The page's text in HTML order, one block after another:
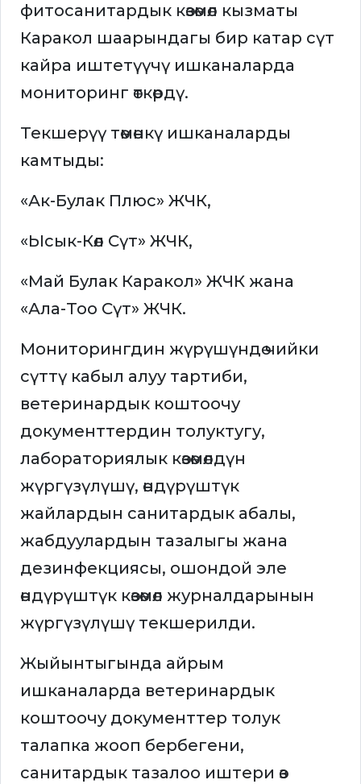
фитосанитардык көзөмөл кызматы
Каракол шаарындагы бир катар сүт
кайра иштетүүчү ишканаларда
мониторинг өткөрдү.
Текшерүү төмөнкү ишканаларды
камтыды:
«Ак-Булак Плюс» ЖЧК,
«Ысык-Көл Сүт» ЖЧК,
«Май Булак Каракол» ЖЧК жана
«Ала-Тоо Сүт» ЖЧК.
Мониторингдин жүрүшүндө чийки
сүттү кабыл алуу тартиби,
ветеринардык коштоочу
документтердин толуктугу,
лабораториялык көзөмөлдүн
жүргүзүлүшү, өндүрүштүк
жайлардын санитардык абалы,
жабдуулардын тазалыгы жана
дезинфекциясы, ошондой эле
өндүрүштүк көзөмөл журналдарынын
жүргүзүлүшү текшерилди.
Жыйынтыгында айрым
ишканаларда ветеринардык
коштоочу документтер толук
талапка жооп бербегени,
санитардык тазалоо иштери өз